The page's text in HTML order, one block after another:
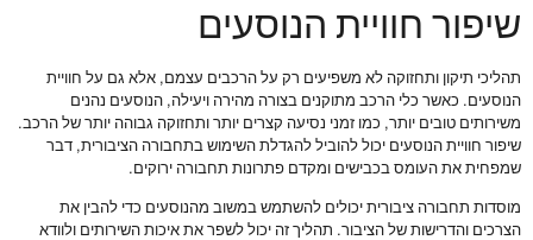
שיפור חוויית הנוסעים
תהליכי תיקון ותחזוקה לא משפיעים רק על הרכבים עצמם, אלא גם על חוויית
הנוסעים. כאשר כלי הרכב מתוקנים בצורה מהירה ויעילה, הנוסעים נהנים
משירותים טובים יותר, כמו זמני נסיעה קצרים יותר ותחזוקה גבוהה יותר של הרכב.
שיפור חוויית הנוסעים יכול להוביל להגדלת השימוש בתחבורה הציבורית, דבר
שמפחית את העומס בכבישים ומקדם פתרונות תחבורה ירוקים.
מוסדות תחבורה ציבורית יכולים להשתמש במשוב מהנוסעים כדי להבין את
הצרכים והדרישות של הציבור. תהליך זה יכול לשפר את איכות השירותים ולוודא